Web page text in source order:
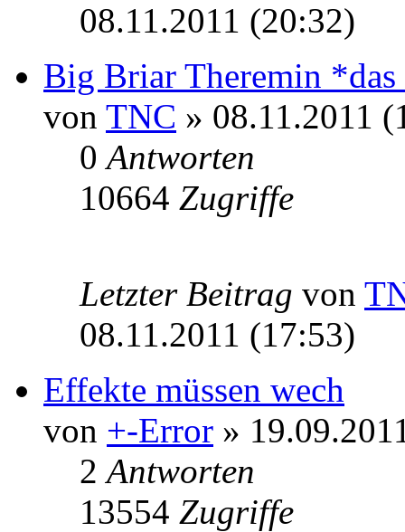
08.11.2011 (20:32)
Big Briar Theremin
von TNC » 08.11.2011
0Antworten
10664 Zugriffe
Letzter Beitrag von
08.11.2011 (17:53)
Effekte müssen wech
von +-Error »
2Antworten
13554 Zugriffe